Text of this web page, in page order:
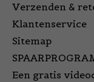
Verzenden &
Klantenservice
Sitemap
Een gratis